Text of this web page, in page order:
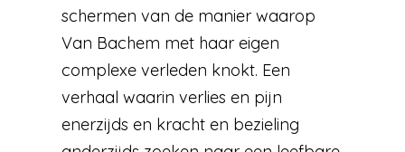
schermen van de manier waarop
Van Bachem met haar eigen
complexe verleden knokt. Een
verhaal waarin verlies en pijn
enerzijds en kracht en bezieling